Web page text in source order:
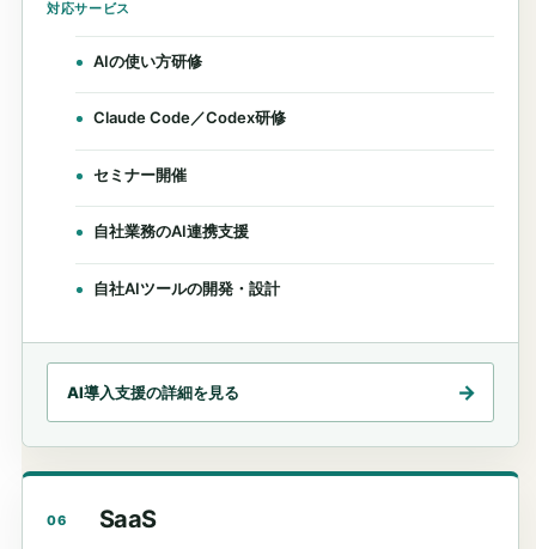
対応サービス
AIの使い方研修
Claude Code／Codex研修
セミナー開催
自社業務のAI連携支援
自社AIツールの開発・設計
AI導入支援の詳細を見る
06 SaaS